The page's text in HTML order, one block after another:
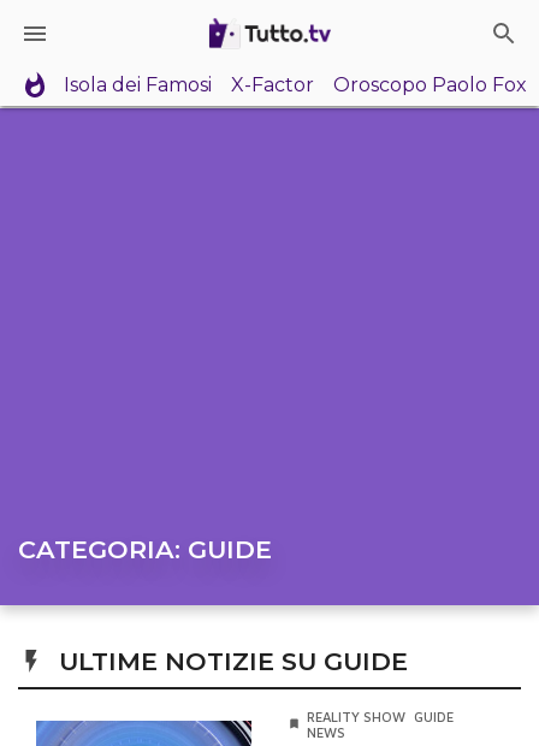
Isola dei Famosi X-Factor Oroscopo Paolo Fox
CATEGORIA: GUIDE
ULTIME NOTIZIE SU GUIDE
REALITY SHOW
GUIDE
NEWS